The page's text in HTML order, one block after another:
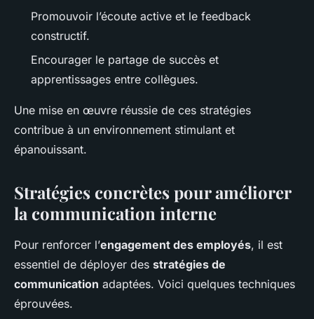
Promouvoir l’écoute active et le feedback
constructif.
Encourager le partage de succès et
apprentissages entre collègues.
Une mise en œuvre réussie de ces stratégies
contribue à un environnement stimulant et
épanouissant.
Stratégies concrètes pour améliorer
la communication interne
Pour renforcer l’engagement des employés, il est
essentiel de déployer des stratégies de
communication adaptées. Voici quelques techniques
éprouvées.